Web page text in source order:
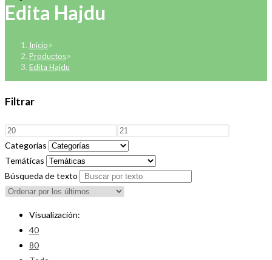
Edita Hajdu
Inicio>
Productos>
Edita Hajdu
Filtrar
Categorías
Temáticas
Búsqueda de texto
Visualización:
40
80